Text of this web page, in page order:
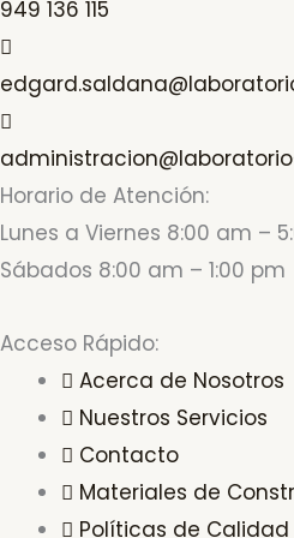
949 136 115
Horario de Atención:
Lunes a Viernes 8:00 am –
Sábados 8:00 am – 1:00 pm
Acceso Rápido:
Acerca de Nosotros
Nuestros Servicios
Contacto
Materiales de
Políticas de Calidad